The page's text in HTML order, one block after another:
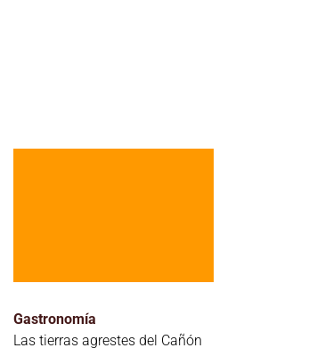
Gastronomía
Las tierras agrestes del Cañón